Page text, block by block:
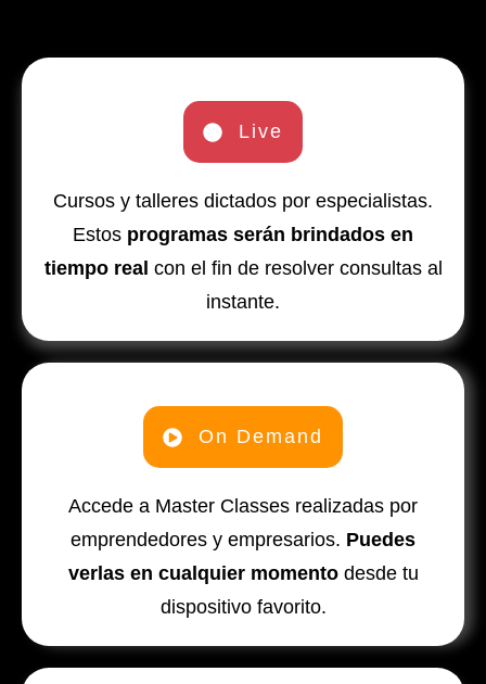
Live
Cursos y talleres dictados por especialistas.
Estos programas serán brindados en
tiempo real con el fin de resolver consultas al
instante.
On Demand
Accede a Master Classes realizadas por
emprendedores y empresarios. Puedes
verlas en cualquier momentodesde tu
dispositivo favorito.